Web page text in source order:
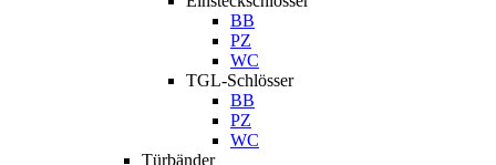
BB
PZ
WC
TGL-Schlösser
BB
PZ
WC
Türbänder